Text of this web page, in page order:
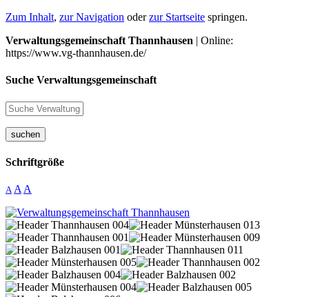
Zum Inhalt, zur Navigation oderzur Startseite springen.
Verwaltungsgemeinschaft Thannhausen | Online:
https://www.vg-thannhausen.de/
Suche Verwaltungsgemeinschaft
suchen
Schriftgröße
A A A